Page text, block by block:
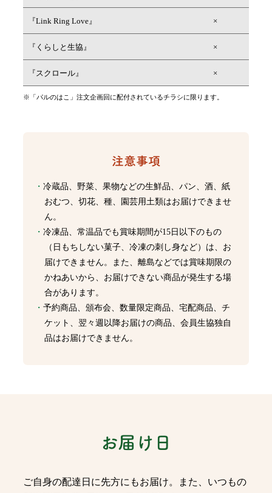
『Link Ring Love』 ×
『くらしと生協』 ×
『スクロール』 ×
※「パルのはこ」注文企画回に配付されているチラシに限ります。
冷蔵品、野菜、果物などの生鮮品、パン、酒、紙
おむつ、切花、種、園芸用土類はお届けできませ
ん。
冷凍品、常温品でも賞味期間が15日以下のもの
（日もちしない菓子、冷凍の刺し身など）は、お
届けできません。また、離島などでは賞味期限の
かねあいから、お届けできない商品が発生する場
合があります。
予約商品、頒布会、数量限定商品、宅配商品、チ
ケット、翌々週以降お届けの商品、会員生協独自
品はお届けできません。
ご自身の配達日に先方にもお届け。また、いつもの